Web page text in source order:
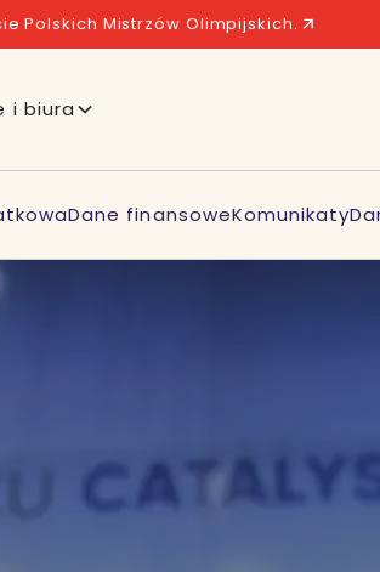
Polskich Mistrzów Olimpijskich.
i biura
Dane finansoweKomunikaty